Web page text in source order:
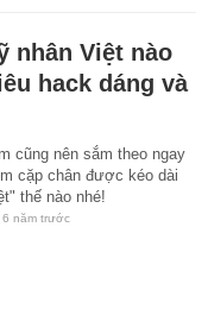
nhân Việt nào
hack dáng và
cũng nên sắm theo ngay
cặp chân được kéo dài
thế nào nhé!
6 năm trước